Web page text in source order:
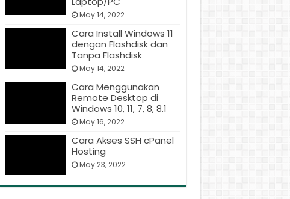
May 14, 2022
Cara Install Windows 11
dengan Flashdisk dan
Tanpa Flashdisk
May 14, 2022
Cara Menggunakan
Remote Desktop di
Windows 10, 11, 7, 8, 8.1
May 16, 2022
Cara Akses SSH cPanel
Hosting
May 23, 2022